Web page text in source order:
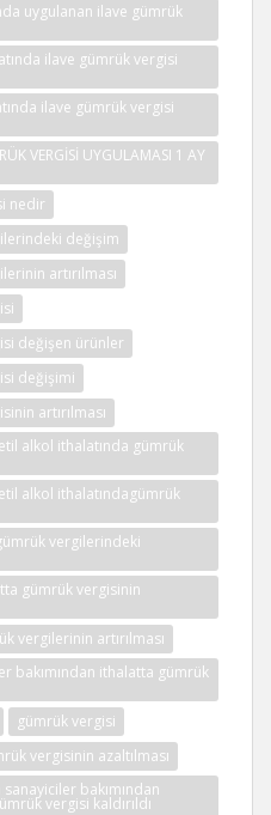
uygulanan ilave gümrük
ilave gümrük vergisi
ilave gümrük vergisi
VERGİSİ UYGULAMASI 1 AY
nedir
değişim
artırılması
değişen ürünler
değişimi
artırılması
alkol ithalatında gümrük
alkol ithalatındagümrük
vergilerindeki
gümrük vergisinin
vergilerinin artırılması
bakımından ithalatta gümrük
gümrük vergisi
vergisinin azaltılması
bakımından
vergisi kaldırıldı